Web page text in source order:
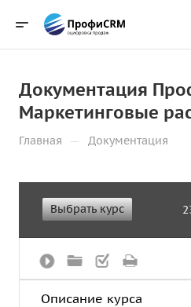
Документация
Маркетинговые
Главная — Документация
Выбрать курс
Описание курса